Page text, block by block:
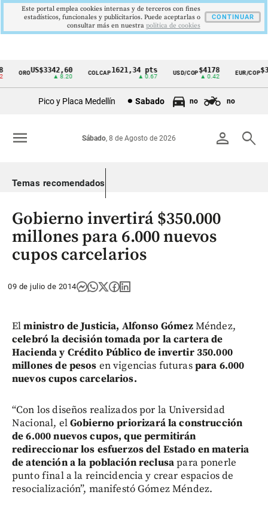
Cintillo
Colombia
OROUS$3342,60
▲ 8.20
COLCAP1621,34 pts
▲ 0.67
USD/COP$4178
▲ 0.42
EUR/COP
Pico y Placa Medellín Sabado no no
person search
Sábado, 8 de Agosto de 2026
menu
Temas recomendados
Gobierno invertirá $350.000
millones para 6.000 nuevos
cupos carcelarios
09 de julio de 2014
Elministro de Justicia, Alfonso GómezMéndez,
celebró la decisión tomada por la cartera de
Hacienda y Crédito Público de invertir 350.000
millones de pesos en vigencias futuraspara 6.000
nuevos cupos carcelarios.
“Con los diseños realizados por la Universidad
Nacional, elGobierno priorizará la construcción
de 6.000 nuevos cupos, que permitirán
redireccionar los esfuerzos del Estado en materia
de atención a la población reclusapara ponerle
punto final a la reincidencia y crear espacios de
resocialización”, manifestó Gómez Méndez.
Este portal emplea cookies internas y de terceros con fines
estadísticos, funcionales y publicitarios. Puede aceptarlas o
consultar más en nuestra politica de cookies
CONTINUAR